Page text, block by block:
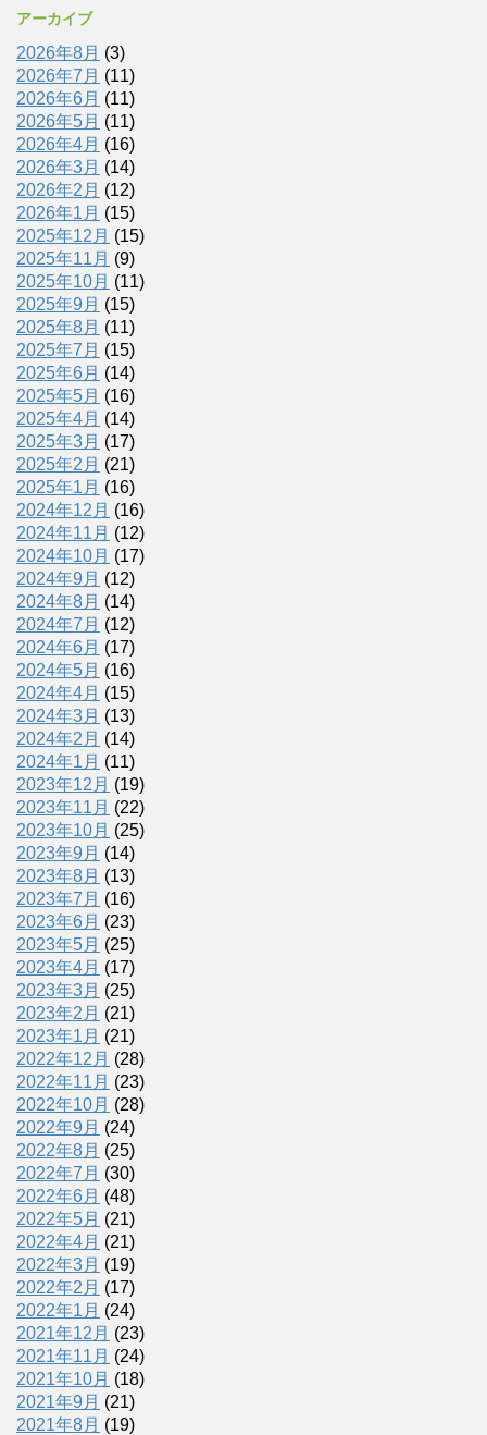
アーカイブ
2026年8月 (3)
2026年7月 (11)
2026年6月 (11)
2026年5月 (11)
2026年4月 (16)
2026年3月 (14)
2026年2月 (12)
2026年1月 (15)
2025年12月 (15)
2025年11月 (9)
2025年10月 (11)
2025年9月 (15)
2025年8月 (11)
2025年7月 (15)
2025年6月 (14)
2025年5月 (16)
2025年4月 (14)
2025年3月 (17)
2025年2月 (21)
2025年1月 (16)
2024年12月 (16)
2024年11月 (12)
2024年10月 (17)
2024年9月 (12)
2024年8月 (14)
2024年7月 (12)
2024年6月 (17)
2024年5月 (16)
2024年4月 (15)
2024年3月 (13)
2024年2月 (14)
2024年1月 (11)
2023年12月 (19)
2023年11月 (22)
2023年10月 (25)
2023年9月 (14)
2023年8月 (13)
2023年7月 (16)
2023年6月 (23)
2023年5月 (25)
2023年4月 (17)
2023年3月 (25)
2023年2月 (21)
2023年1月 (21)
2022年12月 (28)
2022年11月 (23)
2022年10月 (28)
2022年9月 (24)
2022年8月 (25)
2022年7月 (30)
2022年6月 (48)
2022年5月 (21)
2022年4月 (21)
2022年3月 (19)
2022年2月 (17)
2022年1月 (24)
2021年12月 (23)
2021年11月 (24)
2021年10月 (18)
2021年9月 (21)
2021年8月 (19)